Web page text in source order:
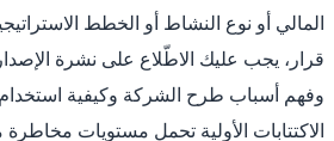
المالي أو نوع النشاط أو الخطط
قرار، يجب عليك الاطّلاع على نشرة الإصدار
وفهم أسباب طرح الشركة وكيفية
الاكتتابات الأولية تحمل مستويات